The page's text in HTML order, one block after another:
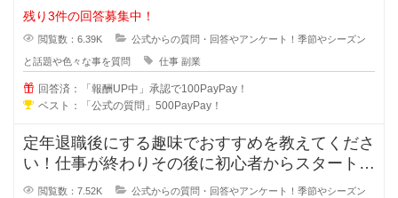
の短期バイトなどで仕事をしたい場
残り3件の回答募集中！
閲覧数：6.39K 公式からの質問・回答やアンケート！季節やシーズン
と話題や色々な事を質問 仕事 副業
回答済：「報酬UP中」承認で100PayPay！
ベスト：「公式の質問」500PayPay！
定年退職後にする趣味でおすすめを教えてくださ
い！仕事が終わりその後に初心者からスタートし
ても楽しめる趣味があれば教えてく
閲覧数：7.52K 公式からの質問・回答やアンケート！季節やシーズン